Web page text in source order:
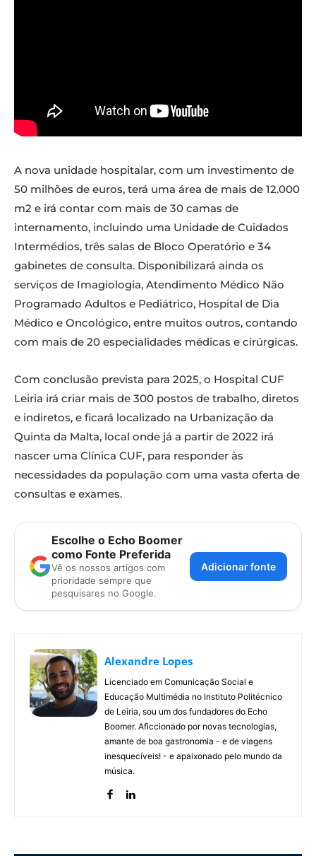
A nova unidade hospitalar, com um investimento de
50 milhões de euros, terá uma área de mais de 12.000
m2 e irá contar com mais de 30 camas de
internamento, incluindo uma Unidade de Cuidados
Intermédios, três salas de Bloco Operatório e 34
gabinetes de consulta. Disponibilizará ainda os
serviços de Imagiologia, Atendimento Médico Não
Programado Adultos e Pediátrico, Hospital de Dia
Médico e Oncológico, entre muitos outros, contando
com mais de 20 especialidades médicas e cirúrgicas.
Com conclusão prevista para 2025, o Hospital CUF
Leiria irá criar mais de 300 postos de trabalho, diretos
e indiretos, e ficará localizado na Urbanização da
Quinta da Malta, local onde já a partir de 2022 irá
nascer uma Clínica CUF, para responder às
necessidades da população com uma vasta oferta de
consultas e exames.
Escolhe o Echo Boomer
como Fonte Preferida
Vê os nossos artigos com
prioridade sempre que
pesquisares no Google.
Adicionar fonte
Alexandre Lopes
Licenciado em Comunicação Social e
Educação Multimédia no Instituto Politécnico
de Leiria, sou um dos fundadores do Echo
Boomer. Aficcionado por novas tecnologias,
amante de boa gastronomia - e de viagens
inesquecíveis! - e apaixonado pelo mundo da
música.